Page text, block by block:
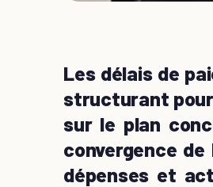
Les délais de
structurant
sur le plan
convergence
dépenses et